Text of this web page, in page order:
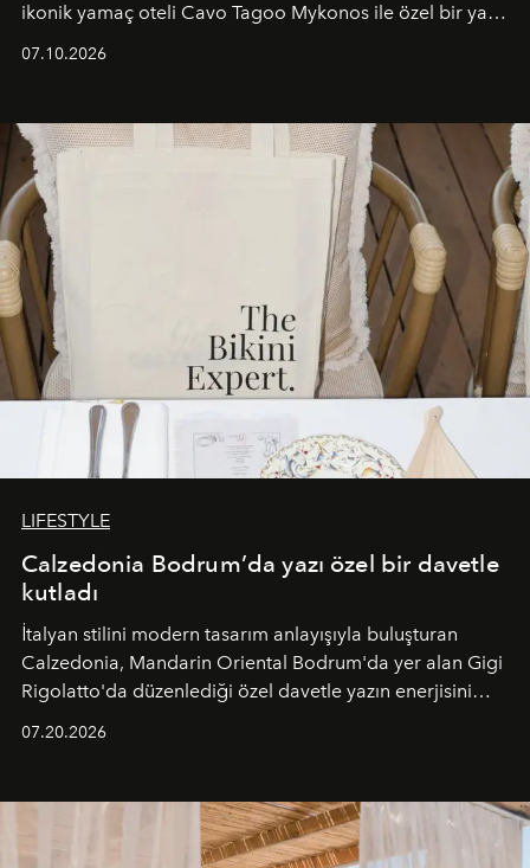
ikonik yamaç oteli Cavo Tagoo Mykonos ile özel bir yaz
buluşturarak markanın Cavo Tagoo’daki varlığını
sürükleyici ve mevsime özel bir deneyime dönüştürüyor.
07.10.2026
LIFESTYLE
Calzedonia Bodrum’da yazı özel bir davetle
kutladı
İtalyan stilini modern tasarım anlayışıyla buluşturan
Calzedonia, Mandarin Oriental Bodrum'da yer alan Gigi
Rigolatto'da düzenlediği özel davetle yazın enerjisini
07.20.2026